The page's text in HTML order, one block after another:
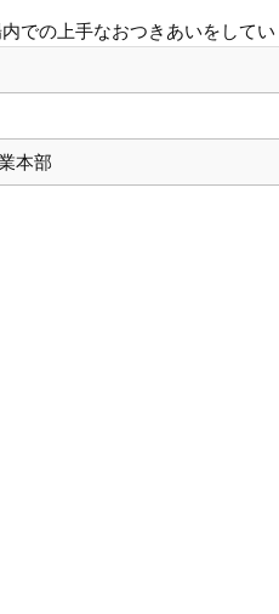
での上手なおつきあいをしてい
本部